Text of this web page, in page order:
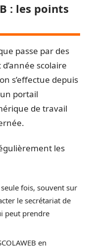
: les points
passe par des
scolaire
s’effectue depuis
portail
de travail
les
fois, souvent sur
le secrétariat de
peut prendre
en